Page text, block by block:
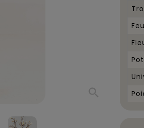
search